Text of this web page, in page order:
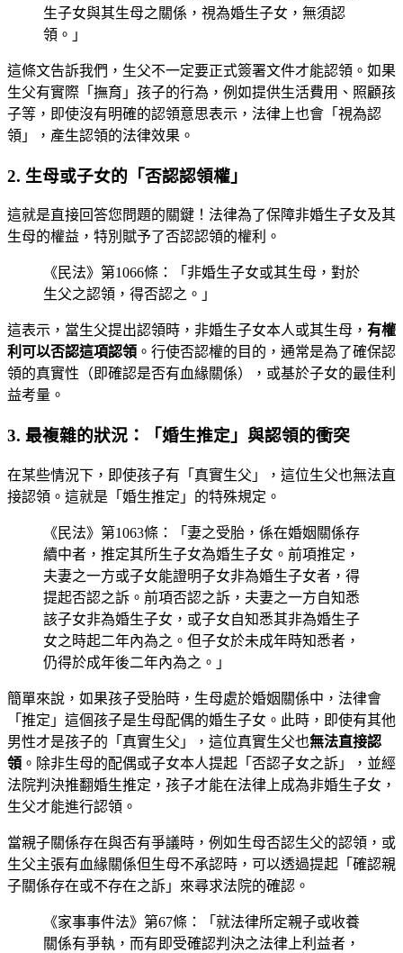
生子女與其生母之關係，視為婚生子女，無須認
領。」
這條文告訴我們，生父不一定要正式簽署文件才能認領。如果
生父有實際「撫育」孩子的行為，例如提供生活費用、照顧孩
子等，即使沒有明確的認領意思表示，法律上也會「視為認
領」，產生認領的法律效果。
2. 生母或子女的「否認認領權」
這就是直接回答您問題的關鍵！法律為了保障非婚生子女及其
生母的權益，特別賦予了否認認領的權利。
《民法》第1066條：「非婚生子女或其生母，對於
生父之認領，得否認之。」
這表示，當生父提出認領時，非婚生子女本人或其生母， 有權
利可以否認這項認領 。行使否認權的目的，通常是為了確保認
領的真實性（即確認是否有血緣關係），或基於子女的最佳利
益考量。
3. 最複雜的狀況：「婚生推定」與認領的衝突
在某些情況下，即使孩子有「真實生父」，這位生父也無法直
接認領。這就是「婚生推定」的特殊規定。
《民法》第1063條：「妻之受胎，係在婚姻關係存
續中者，推定其所生子女為婚生子女。前項推定，
夫妻之一方或子女能證明子女非為婚生子女者，得
提起否認之訴。前項否認之訴，夫妻之一方自知悉
該子女非為婚生子女，或子女自知悉其非為婚生子
女之時起二年內為之。但子女於未成年時知悉者，
仍得於成年後二年內為之。」
簡單來說，如果孩子受胎時，生母處於婚姻關係中，法律會
「推定」這個孩子是生母配偶的婚生子女。此時，即使有其他
男性才是孩子的「真實生父」，這位真實生父也無法直接認
領 。除非生母的配偶或子女本人提起「否認子女之訴」，並經
法院判決推翻婚生推定，孩子才能在法律上成為非婚生子女，
生父才能進行認領。
當親子關係存在與否有爭議時，例如生母否認生父的認領，或
生父主張有血緣關係但生母不承認時，可以透過提起「確認親
子關係存在或不存在之訴」來尋求法院的確認。
《家事事件法》第67條：「就法律所定親子或收養
關係有爭執，而有即受確認判決之法律上利益者，